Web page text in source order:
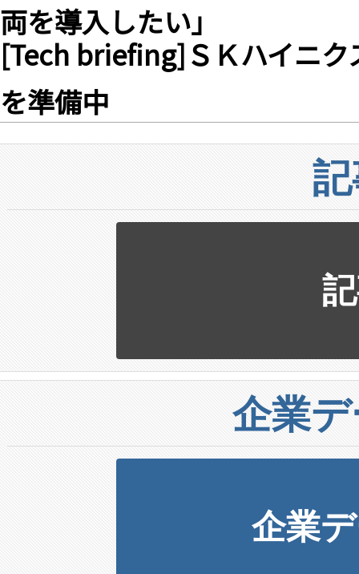
両を導入したい」
[Tech briefing]ＳＫハイニク
を準備中
企業
企業